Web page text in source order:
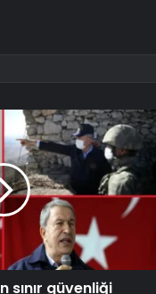
sınır güvenliği